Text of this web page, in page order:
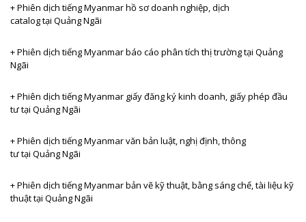
+ Phiên dịch tiếngMyanmar hồ sơ doanh nghiệp, dịch
catalog tại Quảng Ngãi
+ Phiên dịch tiếngMyanmar báo cáo phân tích thị trường tại Quảng
Ngãi
+ Phiên dịch tiếngMyanmar giấy đăng ký kinh doanh, giấy phép đầu
tư tại Quảng Ngãi
+ Phiên dịch tiếngMyanmar văn bản luật, nghị định, thông
tư tại Quảng Ngãi
+ Phiên dịch tiếngMyanmar bản vẽ kỹ thuật, bằng sáng chế, tài liệu kỹ
thuật tại Quảng Ngãi